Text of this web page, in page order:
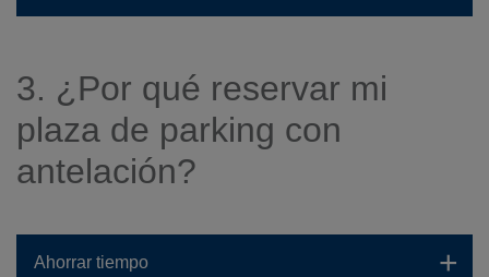
3. ¿Por qué reservar mi
plaza de parking con
antelación?
Ahorrar tiempo